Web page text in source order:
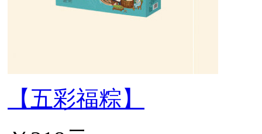
【五彩福粽】